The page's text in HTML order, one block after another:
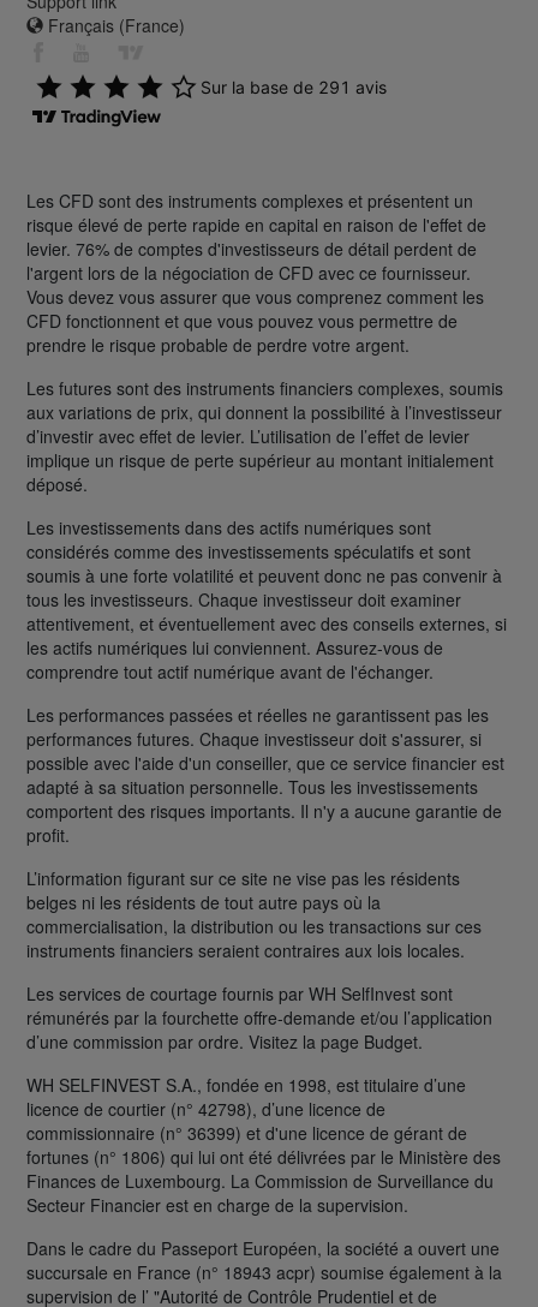
Français (France)
Les CFD sont des instruments complexes et présentent un
risque élevé de perte rapide en capital en raison de l'effet de
levier. 76% de comptes d'investisseurs de détail perdent de
l'argent lors de la négociation de CFD avec ce fournisseur.
Vous devez vous assurer que vous comprenez comment les
CFD fonctionnent et que vous pouvez vous permettre de
prendre le risque probable de perdre votre argent.
Les futures sont des instruments financiers complexes, soumis
aux variations de prix, qui donnent la possibilité à l’investisseur
d’investir avec effet de levier. L’utilisation de l’effet de levier
implique un risque de perte supérieur au montant initialement
déposé.
Les investissements dans des actifs numériques sont
considérés comme des investissements spéculatifs et sont
soumis à une forte volatilité et peuvent donc ne pas convenir à
tous les investisseurs. Chaque investisseur doit examiner
attentivement, et éventuellement avec des conseils externes, si
les actifs numériques lui conviennent. Assurez-vous de
comprendre tout actif numérique avant de l'échanger.
Les performances passées et réelles ne garantissent pas les
performances futures. Chaque investisseur doit s'assurer, si
possible avec l'aide d'un conseiller, que ce service financier est
adapté à sa situation personnelle. Tous les investissements
comportent des risques importants. Il n'y a aucune garantie de
profit.
L’information figurant sur ce site ne vise pas les résidents
belges ni les résidents de tout autre pays où la
commercialisation, la distribution ou les transactions sur ces
instruments financiers seraient contraires aux lois locales.
Les services de courtage fournis par WH SelfInvest sont
rémunérés par la fourchette offre-demande et/ou l’application
d’une commission par ordre. Visitez la page Budget.
WH SELFINVEST S.A., fondée en 1998, est titulaire d’une
licence de courtier (n° 42798), d’une licence de
commissionnaire (n° 36399) et d'une licence de gérant de
fortunes (n° 1806) qui lui ont été délivrées par le Ministère des
Finances de Luxembourg. La Commission de Surveillance du
Secteur Financier est en charge de la supervision.
Dans le cadre du Passeport Européen, la société a ouvert une
succursale en France (n° 18943 acpr) soumise également à la
supervision de l’ "Autorité de Contrôle Prudentiel et de